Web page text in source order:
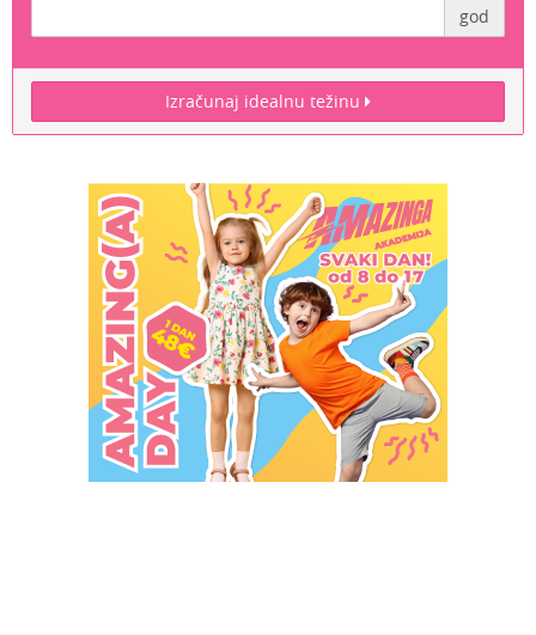
god
Izračunaj idealnu težinu